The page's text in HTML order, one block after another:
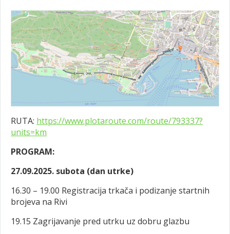
RUTA: https://www.plotaroute.com/route/793337?
units=km
PROGRAM:
27.09.2025. subota (dan utrke)
16.30 – 19.00 Registracija trkača i podizanje startnih
brojeva na Rivi
19.15 Zagrijavanje pred utrku uz dobru glazbu